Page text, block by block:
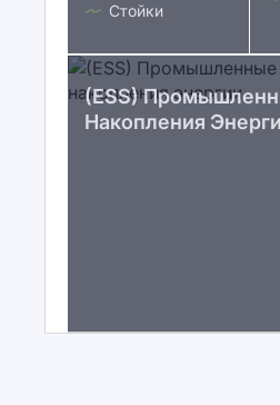
Стойки
(ESS)
Накопления